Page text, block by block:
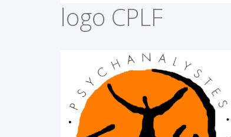
logo CPLF